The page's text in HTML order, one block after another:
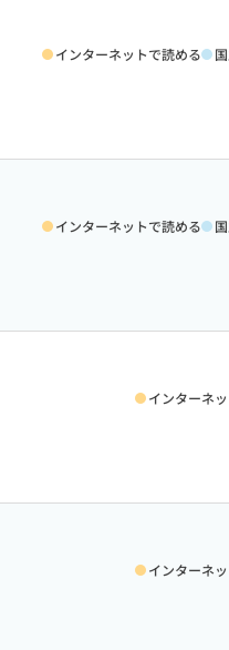
インターネットで読める
インターネットで読める
インターネ
インターネ